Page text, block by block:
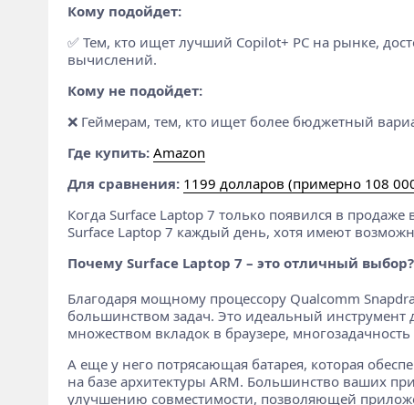
Кому подойдет:
✅ Тем, кто ищет лучший Copilot+ PC на рынке,
вычислений.
Кому не подойдет:
❌ Геймерам, тем, кто ищет более бюджетный
Где купить: Amazon
Для сравнения: 1199 долларов (примерно 108
Когда Surface Laptop 7 только появился в
Surface Laptop 7 каждый день, хотя имеют
Почему Surface Laptop 7 – это отличный выбор?
Благодаря мощному процессору Qualcomm
большинством задач. Это идеальный
множеством вкладок в браузере,
А еще у него потрясающая батарея, которая
на базе архитектуры ARM. Большинство ваших
улучшению совместимости, позволяющей